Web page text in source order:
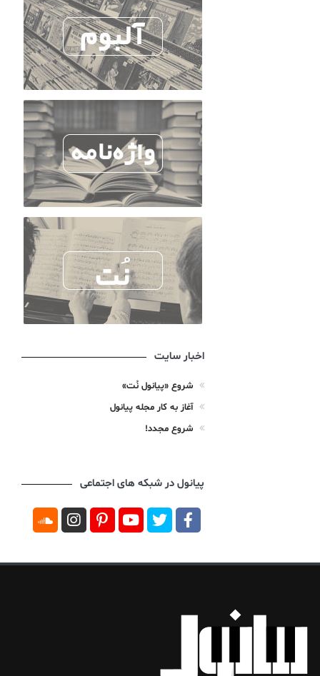
اخبار سایت
شروع «پیانول نُت»
آغاز به کار مجله پیانول
شروع مجدد!
پیانول در شبکه های اجتماعی